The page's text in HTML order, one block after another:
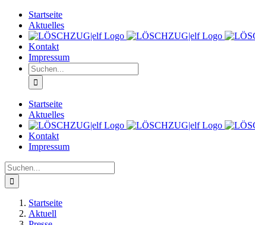
Zum
Inhalt
springen
Startseite
Aktuelles
Kontakt
Impressum
Suche
nach:
Startseite
Aktuelles
Kontakt
Impressum
Suche
nach:
Startseite
Aktuell